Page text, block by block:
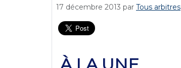
17 décembre 2013 par Tous arbitres